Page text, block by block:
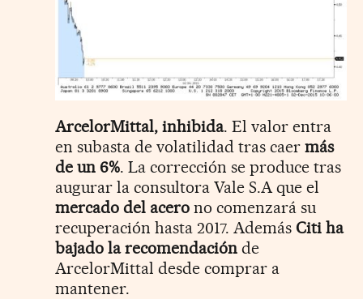
ArcelorMittal, inhibida. El valor entra
en subasta de volatilidad tras caer más
de un 6%. La corrección se produce tras
augurar la consultora Vale S.A que el
mercado del acero no comenzará su
recuperación hasta 2017. Además Citi ha
bajado la recomendación de
ArcelorMittal desde comprar a
mantener.